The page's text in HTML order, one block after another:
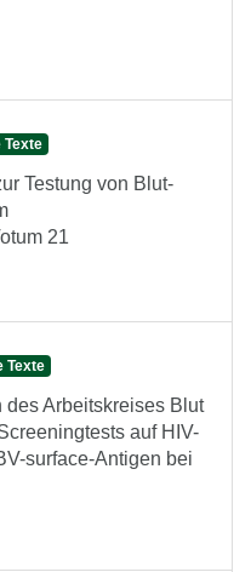
Texte
Testung von Blut-
21
Texte
Arbeitskreises Blut
auf HIV-
surface-Antigen bei